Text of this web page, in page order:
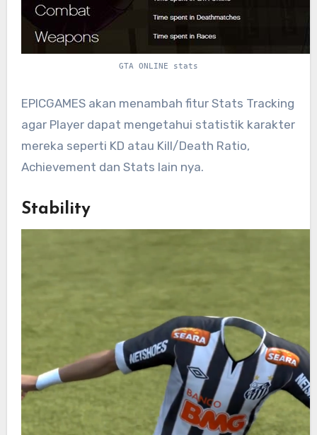
GTA ONLINE stats
EPICGAMES akan menambah fitur Stats Tracking
agar Player dapat mengetahui statistik karakter
mereka seperti KD atau Kill/Death Ratio,
Achievement dan Stats lain nya.
Stability